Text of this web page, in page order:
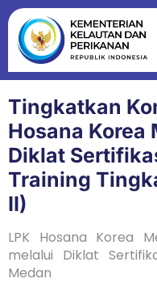
Tingkatkan
Hosana Korea
Diklat
Training
II)
LPK Hosana Korea
melalui Diklat
Medan